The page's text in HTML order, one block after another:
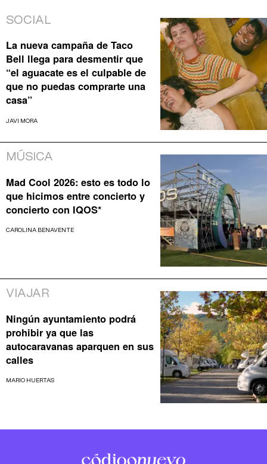
SOCIAL
La nueva campaña de Taco
Bell llega para desmentir que
“el aguacate es el culpable de
que no puedas comprarte una
casa”
JAVI MORA
MÚSICA
Mad Cool 2026: esto es todo lo
que hicimos entre concierto y
concierto con IQOS*
CAROLINA BENAVENTE
VIAJAR
Ningún ayuntamiento podrá
prohibir ya que las
autocaravanas aparquen en sus
calles
MARIO HUERTAS